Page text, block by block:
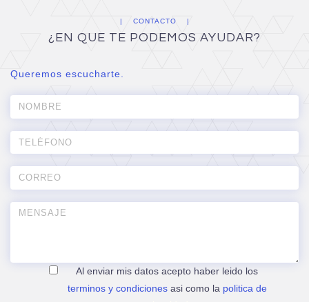
CONTACTO
¿EN QUE TE PODEMOS AYUDAR?
Queremos escucharte.
Al enviar mis datos acepto haber leido los
terminos y condicionesasi como la politica de